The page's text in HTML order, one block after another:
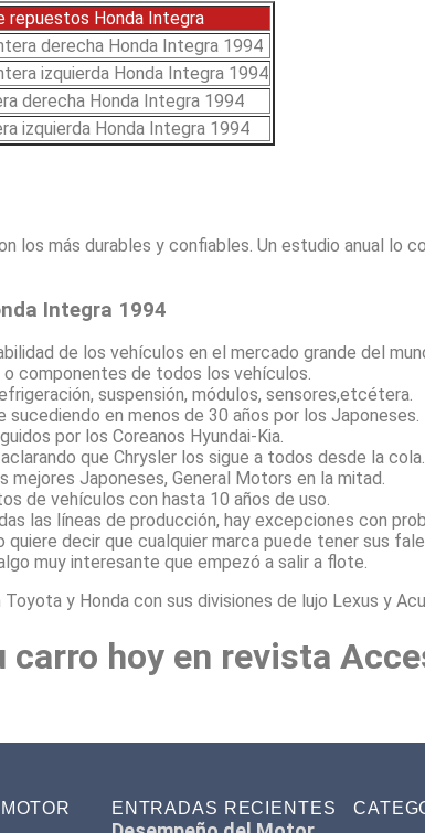
repuestos Honda Integra
derecha Honda Integra 1994
izquierda Honda Integra 1994
derecha Honda Integra 1994
izquierda Honda Integra 1994
más durables y confiables. Un estudio anual lo
Integra 1994
de los vehículos en el mercado grande del
componentes de todos los vehículos.
suspensión, módulos, sensores,etcétera.
sucediendo en menos de 30 años por los Japoneses.
por los Coreanos Hyundai-Kia.
que Chrysler los sigue a todos desde la cola.
mejores Japoneses, General Motors en la mitad.
de vehículos con hasta 10 años de uso.
las líneas de producción, hay excepciones con
decir que cualquier marca puede tener sus
muy interesante que empezó a salir a flote.
y Honda con sus divisiones de lujo Lexus y
hoy en revista
ENTRADAS RECIENTES